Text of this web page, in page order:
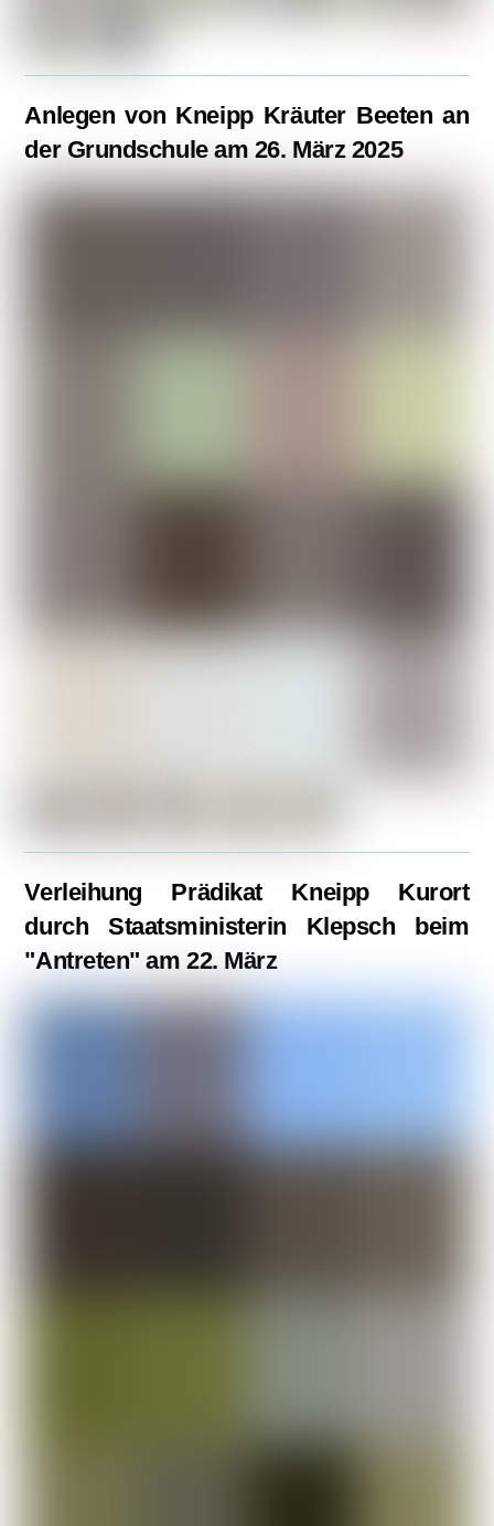
Anlegen von Kneipp Kräuter Beeten an
der Grundschule am 26. März 2025
Verleihung Prädikat Kneipp Kurort
durch Staatsministerin Klepsch beim
"Antreten" am 22. März